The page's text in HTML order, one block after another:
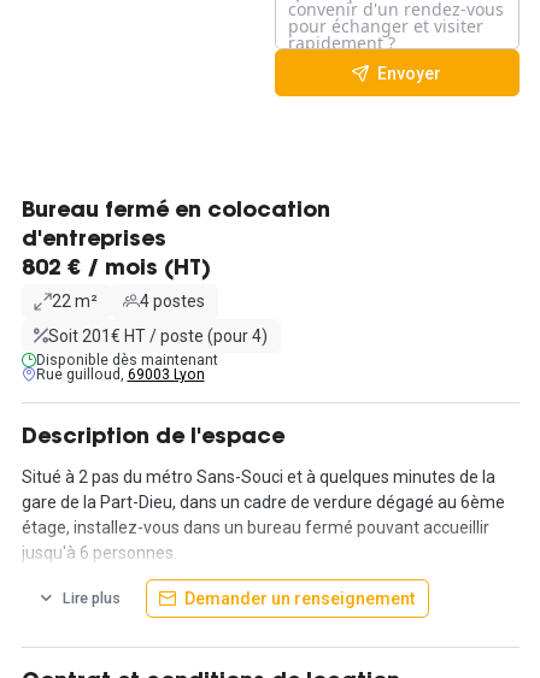
Envoyer
Bureau fermé en colocation
d'entreprises
802 € / mois (HT)
22 m²
4 postes
Soit 201€ HT / poste (pour 4)
Disponible dès maintenant
Rue guilloud, 69003 Lyon
Description de l'espace
Situé à 2 pas du métro Sans-Souci et à quelques minutes de la
gare de la Part-Dieu, dans un cadre de verdure dégagé au 6ème
étage, installez-vous dans un bureau fermé pouvant accueillir
jusqu'à 6 personnes.
Très lumineux, dans un espace sécurisé et calme, cet espace
Les accès à un balcon et à une terrasse ensoleillée vous
Lire plus Demander un renseignement